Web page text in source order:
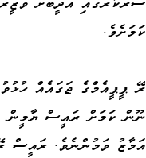
ކަމަށެވެ.
ރޭ ޕީޕީއެމްގެ ޖަގައެއް
ނޫން ކަމަށް ރައީސް ޔާމީން
އަމާޒު ވަމުންނެވެ. ރައީސް